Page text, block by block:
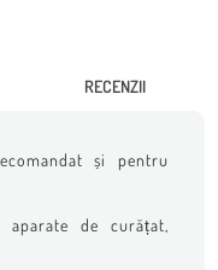
RECENZII
și pentru
de curățat,